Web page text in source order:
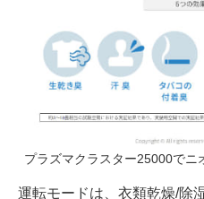
プラズマクラスター25000でニ
運転モードは、衣類乾燥/除